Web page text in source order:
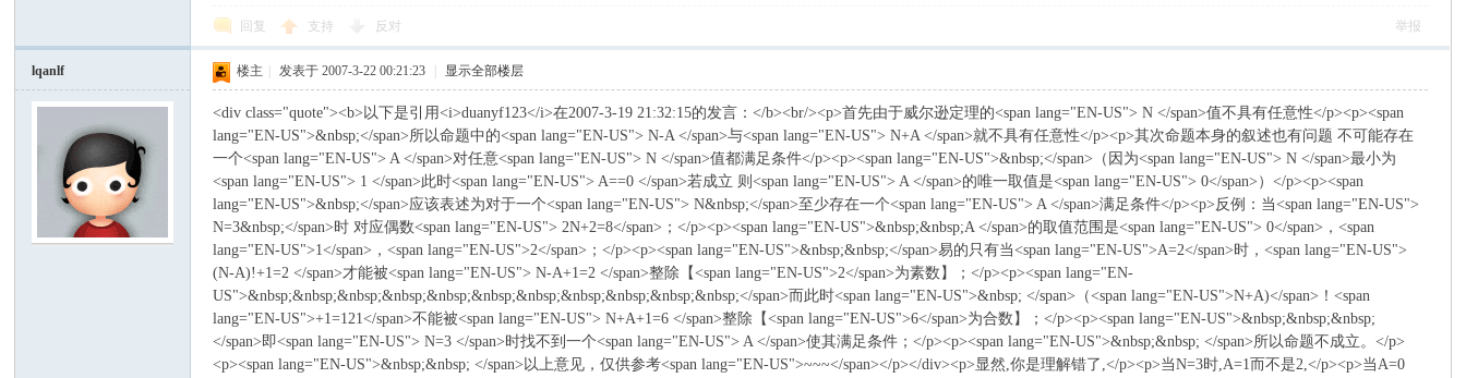
回复 支持 反对 举报
lqanlf 楼主 发表于 2007-3-22 00:21:23 显示全部楼层
<div class="quote"><b>以下是引用<i>duanyf123</i>在2007-3-19 21:32:15的发言：</b><br/><p>首先由于威尔逊定理的<span lang="EN-US"> N </span>值不具有任意性</p><p><span
lang="EN-US">&nbsp;</span>所以命题中的<span lang="EN-US"> N-A </span>与<span lang="EN-US"> N+A </span>就不具有任意性</p><p>其次命题本身的叙述也有问题 不可能存在
一个<span lang="EN-US"> A </span>对任意<span lang="EN-US"> N </span>值都满足条件</p><p><span lang="EN-US">&nbsp;</span>（因为<span lang="EN-US"> N </span>最小为
<span lang="EN-US"> 1 </span>此时<span lang="EN-US"> A==0 </span>若成立 则<span lang="EN-US"> A </span>的唯一取值是<span lang="EN-US"> 0</span>）</p><p><span
lang="EN-US">&nbsp;</span>应该表述为对于一个<span lang="EN-US"> N&nbsp;</span>至少存在一个<span lang="EN-US"> A </span>满足条件</p><p>反例：当<span lang="EN-US">
N=3&nbsp;</span>时 对应偶数<span lang="EN-US"> 2N+2=8</span>；</p><p><span lang="EN-US">&nbsp;&nbsp;A </span>的取值范围是<span lang="EN-US"> 0</span>，<span
lang="EN-US">1</span>，<span lang="EN-US">2</span>；</p><p><span lang="EN-US">&nbsp;&nbsp;</span>易的只有当<span lang="EN-US">A=2</span>时，<span lang="EN-US">
(N-A)!+1=2 </span>才能被<span lang="EN-US"> N-A+1=2 </span>整除【<span lang="EN-US">2</span>为素数】；</p><p><span lang="EN-
US">&nbsp;&nbsp;&nbsp;&nbsp;&nbsp;&nbsp;&nbsp;&nbsp;&nbsp;&nbsp;&nbsp;</span>而此时<span lang="EN-US">&nbsp; </span>（<span lang="EN-US">N+A)</span>！<span
lang="EN-US">+1=121</span>不能被<span lang="EN-US"> N+A+1=6 </span>整除【<span lang="EN-US">6</span>为合数】；</p><p><span lang="EN-US">&nbsp;&nbsp;&nbsp;
</span>即<span lang="EN-US"> N=3 </span>时找不到一个<span lang="EN-US"> A </span>使其满足条件；</p><p><span lang="EN-US">&nbsp;&nbsp; </span>所以命题不成立。</p>
<p><span lang="EN-US">&nbsp;&nbsp; </span>以上意见，仅供参考<span lang="EN-US">~~~</span></p></div><p>显然,你是理解错了,</p><p>当N=3时,A=1而不是2,</p><p>当A=0